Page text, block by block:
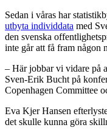
Sedan i våras har
utbyta individdata med
den svenska
inte går att få fram någon
– Här jobbar vi vidare på
Sven-Erik Bucht på
Copenhagen Committee
Eva Kjer Hansen
det skulle kunna göra